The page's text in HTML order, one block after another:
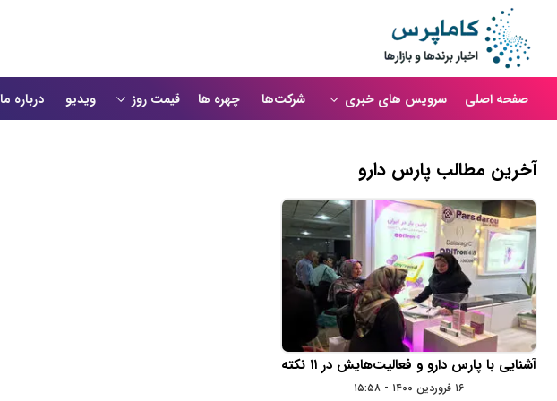
صفحه اصلی سرویس های خبری شرکت‌ها چهره ها قیمت روز ویدیو درباره ما
آخرین مطالب پارس دارو
آشنایی با پارس دارو و فعالیت‌هایش در ۱۱ نکته
۱۶ فروردین ۱۴۰۰ - ۱۵:۵۸